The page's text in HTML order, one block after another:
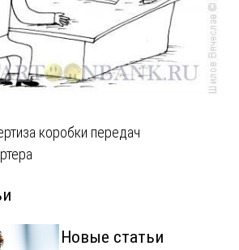
коробки передач
Новые статьи